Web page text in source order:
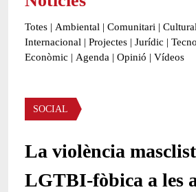
Totes | Ambiental | Comunitari | Cultural
Internacional | Projectes | Jurídic |
Econòmic | Agenda | Opinió | Vídeos
Àmbit de la notícia
SOCIAL
La violència
LGTBI-fòbica a les